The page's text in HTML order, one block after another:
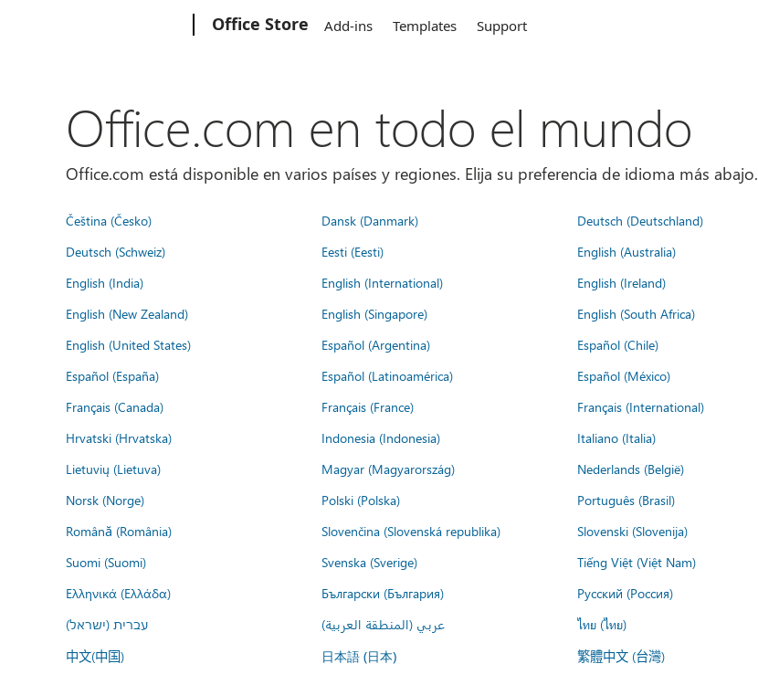
Office Store Add-ins Templates Support
Office.com en todo el mundo
Office.com está disponible en varios países y regiones. Elija su preferencia de idioma más abajo.
Čeština (Česko) Dansk (Danmark) Deutsch (Deutschland)
Deutsch (Schweiz)
Eesti (Eesti) English (Australia)
English (India)
English (International) English (Ireland)
English (New Zealand)
English (Singapore) English (South Africa)
English (United States)
Español (Argentina) Español (Chile)
Español (España)
Español (Latinoamérica) Español (México)
Français (Canada)
Français (France) Français (International)
Hrvatski (Hrvatska)
Indonesia (Indonesia) Italiano (Italia)
Lietuvių (Lietuva)
Magyar (Magyarország) Nederlands (België)
Norsk (Norge)
Polski (Polska) Português (Brasil)
Română (România)
Slovenčina (Slovenská republika) Slovenski (Slovenija)
Suomi (Suomi)
Svenska (Sverige) Tiếng Việt (Việt Nam)
Ελληνικά (Ελλάδα)
Български (България) Русский (Россия)
עברית (ישראל)
عربي (المنطقة العربية) ไทย (ไทย)
中文(中国) 日本語 (日本) 繁體中文 (台灣)